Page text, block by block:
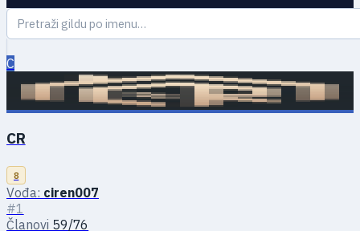
C
CR
8
Vođa: ciren007
#1
Članovi 59/76